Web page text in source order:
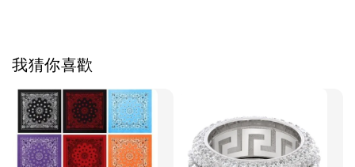
我猜你喜歡